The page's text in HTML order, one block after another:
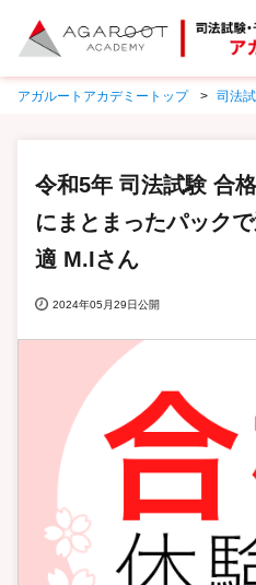
アガルートアカデミートップ 司法
令和5年 司法試験 合
にまとまったパック
適 M.Iさん
2024年05月29日公開